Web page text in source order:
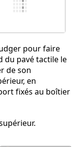
pour faire
du pavé tactile le
de son
en
fixés au boîtier